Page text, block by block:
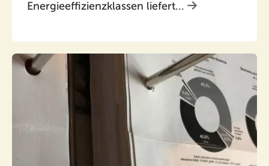
Energieeffizienzklassen liefert...